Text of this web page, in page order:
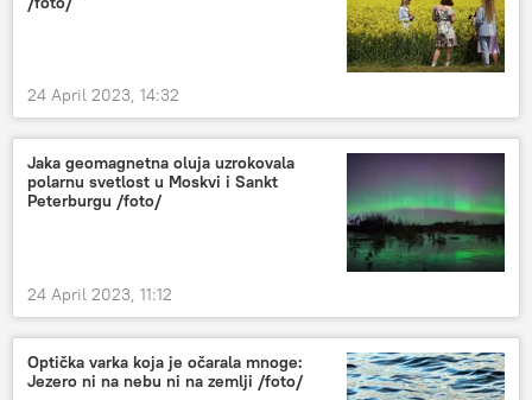
24 April 2023, 14:32
Jaka geomagnetna oluja uzrokovala
polarnu svetlost u Moskvi i Sankt
Peterburgu /foto/
24 April 2023, 11:12
Optička varka koja je očarala mnoge:
Jezero ni na nebu ni na zemlji /foto/